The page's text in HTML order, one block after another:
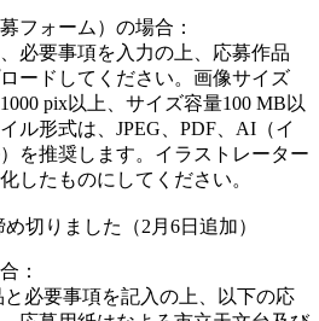
フォーム）の場合：
必要事項を入力の上、応募作品
ードしてください。画像サイズ
pix以上、サイズ容量100 MB以
ル形式は、JPEG、PDF、AI（イ
を推奨します。イラストレーター
したものにしてください。
切りました（2月6日追加）
：
必要事項を記入の上、以下の応